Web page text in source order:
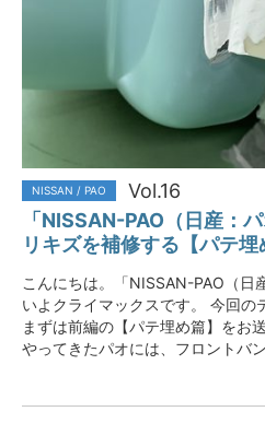
NISSAN / PAO
Vol.16
「NISSAN-PAO（日産：
リキズを補修する【パテ埋
こんにちは。「NISSAN-PAO（日
いよクライマックスです。 今回の
まずは前編の【パテ埋め篇】をお
やってきたパオには、フロントバ